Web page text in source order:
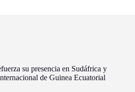
su presencia en Sudáfrica y
de Guinea Ecuatorial